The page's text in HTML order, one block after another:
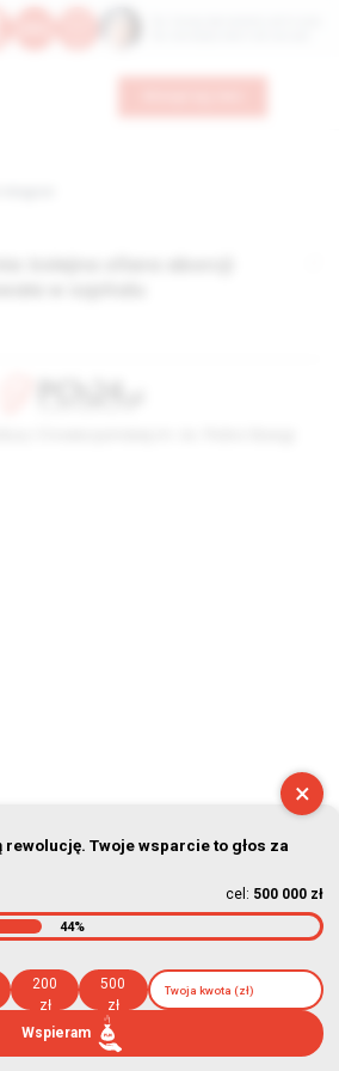
×
Twoje wsparcie to głos za
cel: 500 000 zł
44%
200
zł
500
zł
Wspieram